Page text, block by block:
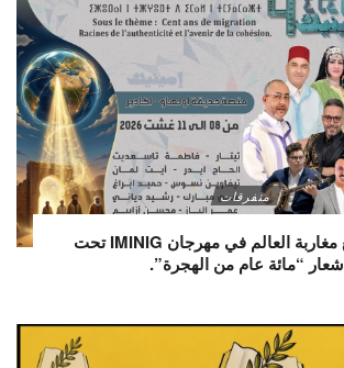
متفرقات
أكادير تجمع مغاربة العالم في مهرجان IMINIG تحت
شعار “مائة عام من الهجرة”.